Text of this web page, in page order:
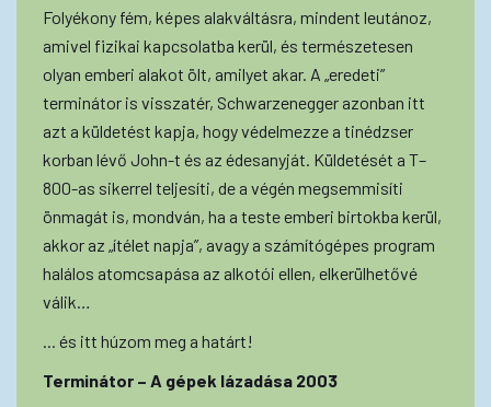
Folyékony fém, képes alakváltásra, mindent leutánoz,
amivel fizikai kapcsolatba kerül, és természetesen
olyan emberi alakot ölt, amilyet akar. A „eredeti”
terminátor is visszatér, Schwarzenegger azonban itt
azt a küldetést kapja, hogy védelmezze a tinédzser
korban lévő John-t és az édesanyját. Küldetését a T–
800-as sikerrel teljesíti, de a végén megsemmisíti
önmagát is, mondván, ha a teste emberi birtokba kerül,
akkor az „ítélet napja”, avagy a számítógépes program
halálos atomcsapása az alkotói ellen, elkerülhetővé
válik…
... és itt húzom meg a határt!
Terminátor – A gépek lázadása 2003